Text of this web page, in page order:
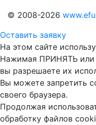
© 2008-2026
Оставить заявку
На этом сайте
Нажимая ПРИНЯТЬ или
вы разрешаете их
Вы можете запретить
своего браузера.
Продолжая
обработку файлов